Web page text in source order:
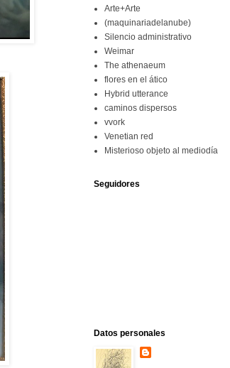
Arte+Arte
(maquinariadelanube)
Silencio administrativo
Weimar
The athenaeum
flores en el ático
Hybrid utterance
caminos dispersos
vvork
Venetian red
Misterioso objeto al mediodía
Seguidores
Datos personales